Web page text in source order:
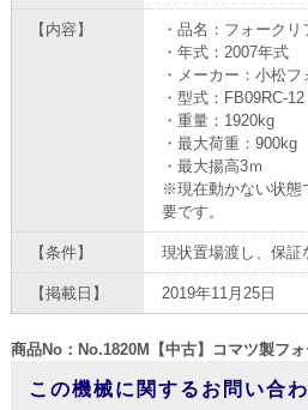
【内容】
・品名：フォークリ
・年式：2007年式
・メーカー：小松フ
・型式：FB09RC-12
・重量：1920kg
・最大荷重：900kg
・最大揚高3ｍ
※現在動かない状態
要です。
【条件】 現状置場渡し、保証
【掲載日】 2019年11月25日
商品No：No.1820M【中古】コマツ製フォ
この機械に関するお問い合